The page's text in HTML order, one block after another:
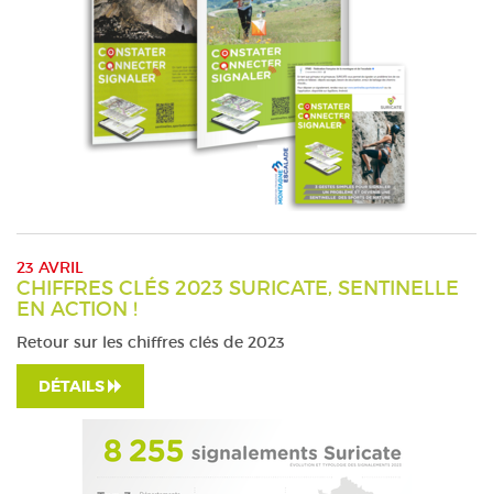
23 AVRIL
CHIFFRES CLÉS 2023 SURICATE, SENTINELLE
EN ACTION !
Retour sur les chiffres clés de 2023
DÉTAILS